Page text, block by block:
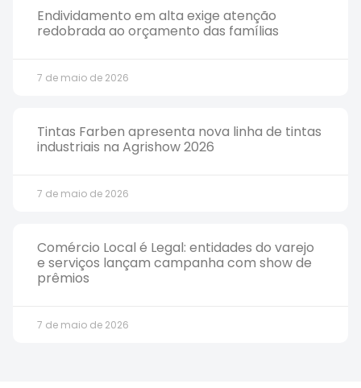
Endividamento em alta exige atenção
redobrada ao orçamento das famílias
7 de maio de 2026
Tintas Farben apresenta nova linha de tintas
industriais na Agrishow 2026
7 de maio de 2026
Comércio Local é Legal: entidades do varejo
e serviços lançam campanha com show de
prêmios
7 de maio de 2026